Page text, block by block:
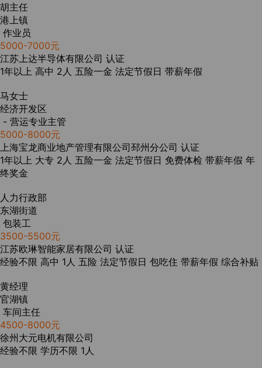
胡主任
港上镇
作业员
5000-7000元
江苏上达半导体有限公司 认证
1年以上 高中 2人 五险一金 法定节假日 带薪年假
马女士
经济开发区
- 营运专业主管
5000-8000元
上海宝龙商业地产管理有限公司邳州分公司 认证
1年以上 大专 2人 五险一金 法定节假日 免费体检 带薪年假 年
终奖金
人力行政部
东湖街道
包装工
3500-5500元
江苏欧琳智能家居有限公司 认证
经验不限 高中 1人 五险 法定节假日 包吃住 带薪年假 综合补贴
黄经理
官湖镇
车间主任
4500-8000元
徐州大元电机有限公司
经验不限 学历不限 1人